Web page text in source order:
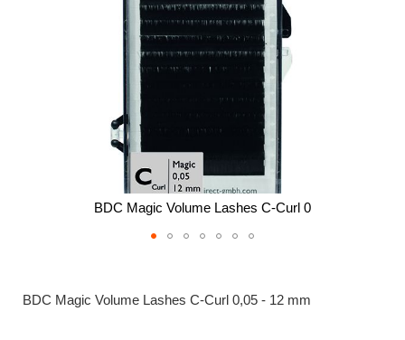
BDC Magic Volume Lashes C-Curl 0
der
BDC Magic Volume Lashes C-Curl 0,05 - 12 mm